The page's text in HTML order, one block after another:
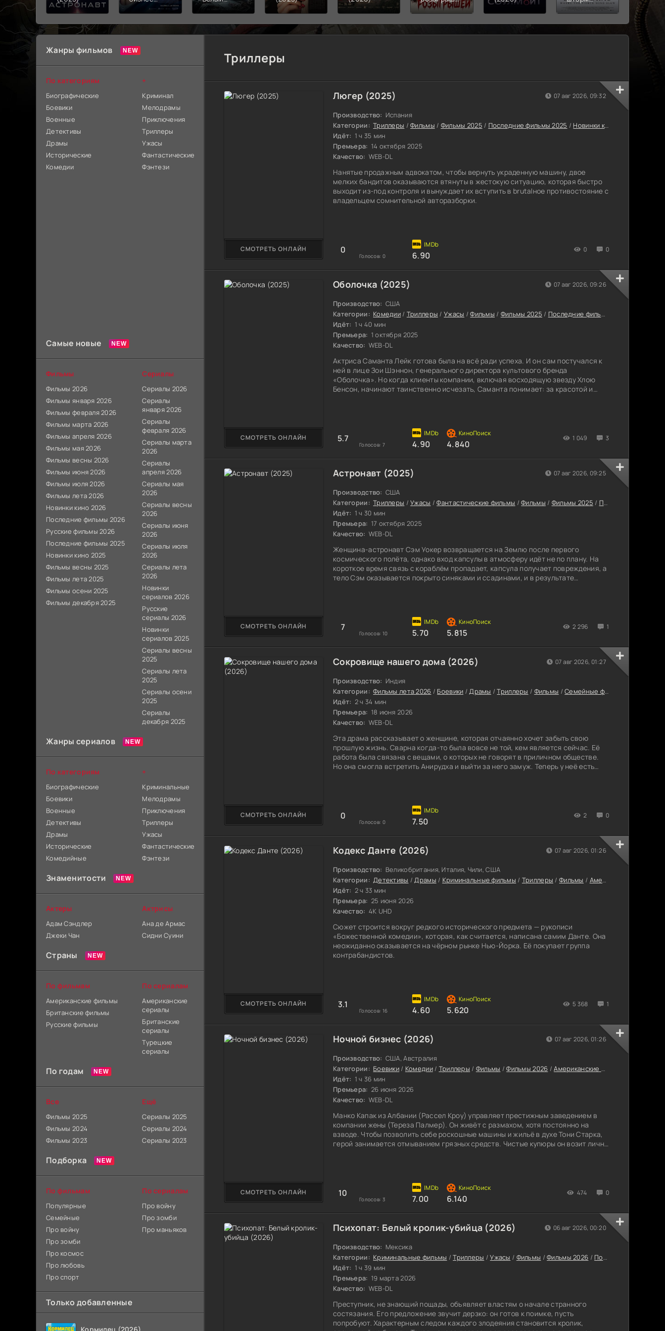
(2026)
кролик-
(2026)
(2026)
(2026)
(2024)
Триллеры
Люгер (2025)
Производство: Испания
Категории: Триллеры /Фильмы / Фильмы 2025 / Последние фильмы 2025 / Новинки кино 2025
Идёт: 1 ч 35 мин
Премьера: 14 октября 2025
Качество: WEB-DL
Нанятые продажным адвокатом, чтобы вернуть украденную машину, двое
мелких бандитов оказываются втянуты в жестокую ситуацию, которая быстро
выходит из-под контроля и вынуждает их вступить в brutalное противостояние с
владельцем сомнительной авторазборки.
СМОТРЕТЬ ОНЛАЙН 0
Голосов: 0 6.90
0 0
07 авг 2026, 09:32
Оболочка (2025)
Производство: США
Категории: Комедии / Триллеры / Ужасы /Фильмы / Фильмы 2025 / Последние фильмы 2025
Идёт: 1 ч 40 мин
Премьера: 1 октября 2025
Качество: WEB-DL
Актриса Саманта Лейк готова была на всё ради успеха. И он сам постучался к
ней в лице Зои Шэннон, генерального директора культового бренда
«Оболочка». Но когда клиенты компании, включая восходящую звезду Хлою
Бенсон, начинают таинственно исчезать, Саманта понимает: за красотой и
СМОТРЕТЬ ОНЛАЙН 5.7
Голосов: 7 4.90 4.840
1 049 3
07 авг 2026, 09:26
Астронавт (2025)
Производство: США
Категории: Триллеры /Ужасы /Фантастические фильмы /Фильмы / Фильмы 2025 / Последние фильмы 2025
Идёт: 1 ч 30 мин
Премьера: 17 октября 2025
Качество: WEB-DL
Женщина-астронавт Сэм Уокер возвращается на Землю после первого
космического полёта, однако вход капсулы в атмосферу идёт не по плану. На
короткое время связь с кораблём пропадает, капсула получает повреждения, а
тело Сэм оказывается покрыто синяками и ссадинами, и в результате
СМОТРЕТЬ ОНЛАЙН 7
Голосов: 10 5.70 5.815
2 296 1
07 авг 2026, 09:25
Сокровище нашего дома (2026)
Производство: Индия
Категории: Фильмы лета 2026 / Боевики /Драмы /Триллеры / Фильмы /Семейные фильмы
Идёт: 2 ч 34 мин
Премьера: 18 июня 2026
Качество: WEB-DL
Эта драма рассказывает о женщине, которая отчаянно хочет забыть свою
прошлую жизнь. Сварна когда-то была вовсе не той, кем является сейчас. Её
работа была связана с вещами, о которых не говорят в приличном обществе.
Но она смогла встретить Анирудха и выйти за него замуж. Теперь у неё есть
СМОТРЕТЬ ОНЛАЙН 0
Голосов: 0 7.50
2 0
07 авг 2026, 01:27
Кодекс Данте (2026)
Производство: Великобритания, Италия, Чили, США
Категории: Детективы /Драмы / Криминальные фильмы / Триллеры / Фильмы / Американские фильмы
Идёт: 2 ч 33 мин
Премьера: 25 июня 2026
Качество: 4K UHD
Сюжет строится вокруг редкого исторического предмета — рукописи
«Божественной комедии», которая, как считается, написана самим Данте. Она
неожиданно оказывается на чёрном рынке Нью-Йорка. Её покупает группа
контрабандистов.
СМОТРЕТЬ ОНЛАЙН 3.1
Голосов: 16 4.60 5.620
5 368 1
07 авг 2026, 01:26
Ночной бизнес (2026)
Производство: США, Австралия
Категории: Боевики / Комедии/ Триллеры / Фильмы /Фильмы 2026 /Американские фильмы
Идёт: 1 ч 36 мин
Премьера: 26 июня 2026
Качество: WEB-DL
Манко Капак из Албании (Рассел Кроу) управляет престижным заведением в
компании жены (Тереза Палмер). Он живёт с размахом, хотя постоянно на
взводе. Чтобы позволить себе роскошные машины и жильё в духе Тони Старка,
герой занимается отмыванием грязных средств. Чистые купюры он возит лично
СМОТРЕТЬ ОНЛАЙН 10
Голосов: 3 7.00 6.140
474 0
07 авг 2026, 01:26
Психопат: Белый кролик-убийца (2026)
Производство: Мексика
Категории: Криминальные фильмы /Триллеры /Ужасы / Фильмы /Фильмы 2026 / Последние фильмы 2026
Идёт: 1 ч 39 мин
Премьера: 19 марта 2026
Качество: WEB-DL
Преступник, не знающий пощады, объявляет властям о начале странного
состязания. Его предложение звучит дерзко: он готов к поимке, пусть
попробуют. Характерным следом каждого злодеяния становится кролик,
06 авг 2026, 00:20
Жанры фильмов
По категориям
Биографические
Боевики
Военные
Детективы
Драмы
Исторические
Комедии
+
Криминал
Мелодрамы
Приключения
Триллеры
Ужасы
Фантастические
Фэнтези
Самые новые
Фильмы
Фильмы 2026
Фильмы января 2026
Фильмы февраля 2026
Фильмы марта 2026
Фильмы апреля 2026
Фильмы мая 2026
Фильмы весны 2026
Фильмы июня 2026
Фильмы июля 2026
Фильмы лета 2026
Новинки кино 2026
Последние фильмы 2026
Русские фильмы 2026
Последние фильмы 2025
Новинки кино 2025
Фильмы весны 2025
Фильмы лета 2025
Фильмы осени 2025
Фильмы декабря 2025
Сериалы
Сериалы 2026
Сериалы
января 2026
Сериалы
февраля 2026
Сериалы марта
2026
Сериалы
апреля 2026
Сериалы мая
2026
Сериалы весны
2026
Сериалы июня
2026
Сериалы июля
2026
Сериалы лета
2026
Новинки
сериалов 2026
Русские
сериалы 2026
Новинки
сериалов 2025
Сериалы весны
2025
Сериалы лета
2025
Сериалы осени
2025
Сериалы
декабря 2025
Жанры сериалов
По категориям
Биографические
Боевики
Военные
Детективы
Драмы
Исторические
Комедийные
+
Криминальные
Мелодрамы
Приключения
Триллеры
Ужасы
Фантастические
Фэнтези
Знаменитости
Актеры
Адам Сэндлер
Джеки Чан
Актрисы
Ана де Армас
Сидни Суини
Страны
По фильмам
Американские фильмы
Британские фильмы
Русские фильмы
По сериалам
Американские
сериалы
Британские
сериалы
Турецкие
сериалы
По годам
Все
Фильмы 2025
Фильмы 2024
Фильмы 2023
Ещё
Сериалы 2025
Сериалы 2024
Сериалы 2023
Подборка
По фильмам
Популярные
Семейные
Про войну
Про зомби
Про космос
Про любовь
Про спорт
По сериалам
Про войну
Про зомби
Про маньяков
Только добавленные